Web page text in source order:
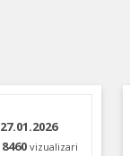
27.01.2026
8460 vizualizari